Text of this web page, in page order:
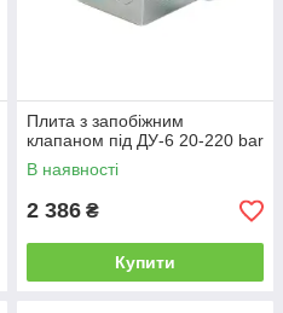
Плита з запобіжним
клапаном під ДУ-6 20-220 bar
В наявності
2 386 ₴
Купити